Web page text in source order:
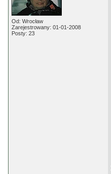
Od: Wrocław
Zarejestrowany: 01-01-2008
Posty: 23